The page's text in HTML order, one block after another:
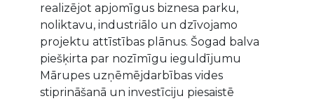
realizējot apjomīgus biznesa parku,
noliktavu, industriālo un dzīvojamo
projektu attīstības plānus. Šogad balva
piešķirta par nozīmīgu ieguldījumu
Mārupes uzņēmējdarbības vides
stiprināšanā un investīciju piesaistē